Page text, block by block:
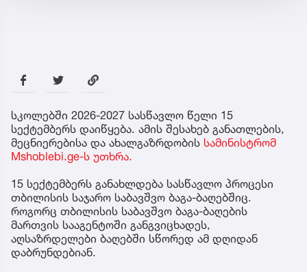
სკოლებში 2026-2027 სასწავლო წელი 15
სექტემბერს დაიწყება. ამის შესახებ განათლების,
მეცნიერებისა და ახალგაზრდობის სამინისტრომ
Mshoblebi.ge-ს უთხრა.
15 სექტემბერს განახლდება სასწავლო პროცესი
თბილისის საჯარო საბავშვო ბაგა-ბაღებშიც.
როგორც თბილისის საბავშვო ბაგა-ბაღების
მართვის სააგენტოში განგვიცხადეს,
აღსაზრდელები ბაღებში სწორედ ამ დღიდან
დაბრუნდებიან.